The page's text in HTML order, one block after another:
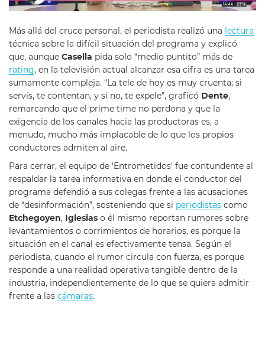
Más allá del cruce personal, el periodista realizó una lectura
técnica sobre la difícil situación del programa y explicó
que, aunque Casella pida solo “medio puntito” más de
rating, en la televisión actual alcanzar esa cifra es una tarea
sumamente compleja. “La tele de hoy es muy cruenta; si
servís, te contentan, y si no, te expele”, graficó Dente,
remarcando que el prime time no perdona y que la
exigencia de los canales hacia las productoras es, a
menudo, mucho más implacable de lo que los propios
conductores admiten al aire.
Para cerrar, el equipo de ‘Entrometidos’ fue contundente al
respaldar la tarea informativa en donde el conductor del
programa defendió a sus colegas frente a las acusaciones
de “desinformación”, sosteniendo que si periodistas como
Etchegoyen, Iglesias o él mismo reportan rumores sobre
levantamientos o corrimientos de horarios, es porque la
situación en el canal es efectivamente tensa. Según el
periodista, cuando el rumor circula con fuerza, es porque
responde a una realidad operativa tangible dentro de la
industria, independientemente de lo que se quiera admitir
frente a las cámaras.